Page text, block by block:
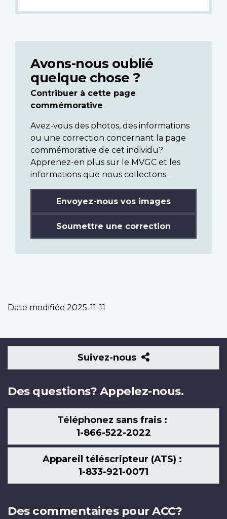
Avons-nous oublié
quelque chose ?
Contribuer à cette page
commémorative
Avez-vous des photos, des informations
ou une correction concernant la page
commémorative de cet individu?
Apprenez-en plus sur le MVGC et les
informations que nous collectons.
Envoyez-nous vos images
Soumettre une correction
Date modifiée 2025-11-11
Suivez-nous
Suivez-
nous
Des questions? Appelez-nous.
Téléphonez sans frais :
1-866-522-2022
Appareil téléscripteur (ATS) :
1-833-921-0071
Des commentaires pour ACC?